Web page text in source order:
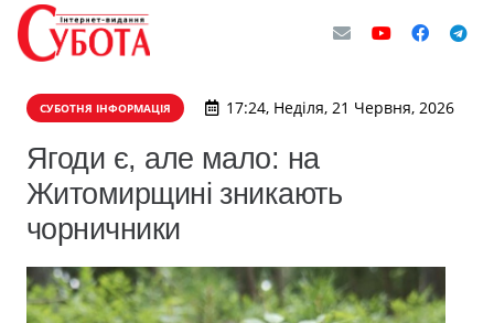
СУБОТНЯ ІНФОРМАЦІЯ 17:24, Неділя, 21 Червня, 2026
Ягоди є, але мало: на
Житомирщині зникають
чорничники